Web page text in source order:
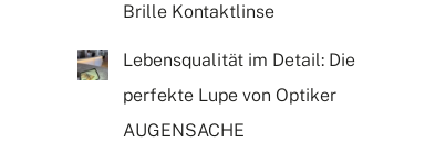
Brille Kontaktlinse
Lebensqualität im Detail: Die
perfekte Lupe von Optiker
AUGENSACHE